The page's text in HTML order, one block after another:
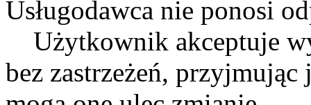
Usługodawca nie ponosi
Użytkownik akceptuje
bez zastrzeżeń,